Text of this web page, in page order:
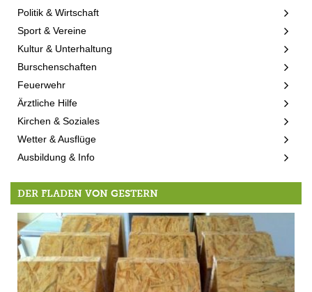
Politik & Wirtschaft
Sport & Vereine
Kultur & Unterhaltung
Burschenschaften
Feuerwehr
Ärztliche Hilfe
Kirchen & Soziales
Wetter & Ausflüge
Ausbildung & Info
DER FLADEN VON GESTERN